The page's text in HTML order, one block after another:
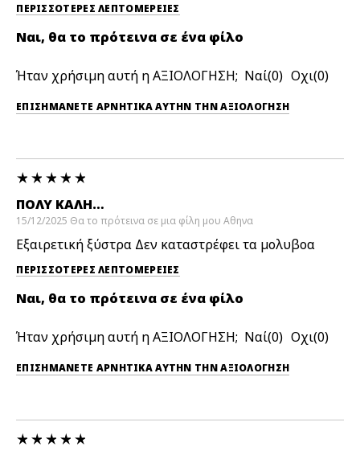
ΠΕΡΙΣΣΌΤΕΡΕΣ ΛΕΠΤΟΜΈΡΕΙΕΣ
Ναι, θα το πρότεινα σε ένα φίλο
Ήταν χρήσιμη αυτή η ΑΞΙΟΛΟΓΗΣΗ; 0 0
ΕΠΙΣΗΜΆΝΕΤΕ ΑΡΝΗΤΙΚΆ ΑΥΤΉΝ ΤΗΝ ΑΞΙΟΛΟΓΗΣΗ
ΠΟΛΎ ΚΑΛΗ…
15/12/2025 Θα το πρότεινα σε μια φίλη μου Αθηνα
Εξαιρετική ξύστρα Δεν καταστρέφει τα μολυβοα
ΠΕΡΙΣΣΌΤΕΡΕΣ ΛΕΠΤΟΜΈΡΕΙΕΣ
Ναι, θα το πρότεινα σε ένα φίλο
Ήταν χρήσιμη αυτή η ΑΞΙΟΛΟΓΗΣΗ; 0 0
ΕΠΙΣΗΜΆΝΕΤΕ ΑΡΝΗΤΙΚΆ ΑΥΤΉΝ ΤΗΝ ΑΞΙΟΛΟΓΗΣΗ